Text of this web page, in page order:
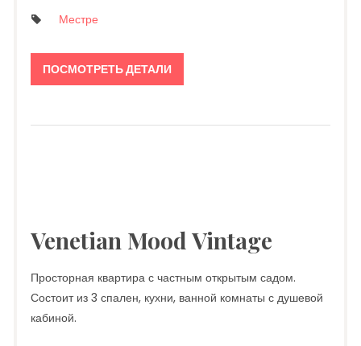
Местре
ПОСМОТРЕТЬ ДЕТАЛИ
Venetian Mood Vintage
Просторная квартира с частным открытым садом.
Состоит из 3 спален, кухни, ванной комнаты с душевой
кабиной.